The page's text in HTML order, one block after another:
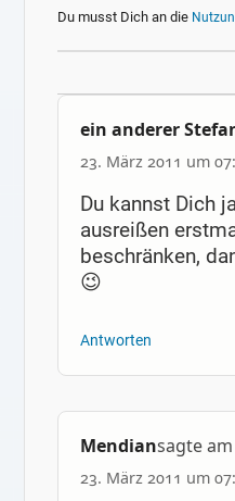
Du musst Dich an die
ein anderer
23. März 2011 um
Du kannst Dich
ausreißen
beschränken,
😉
Antworten
Mendiansagte am
23. März 2011 um